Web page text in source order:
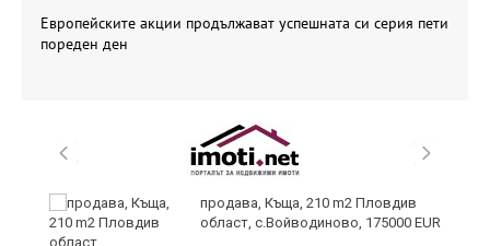
Европейските акции продължават успешната си серия пети
пореден ден
продава, Къща, 210 m2 Пловдив
област, с.Войводиново, 175000 EUR